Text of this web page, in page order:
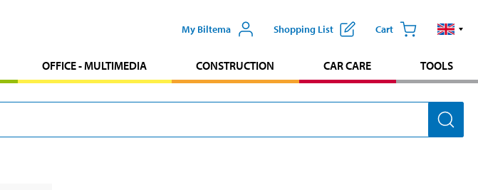
My Biltema Shopping List Cart
OFFICE - MULTIMEDIA CONSTRUCTION CAR CARE TOOLS